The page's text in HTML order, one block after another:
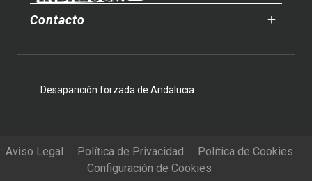
Contacto
Desaparición forzada de Andalucia
Aviso Legal Política de Privacidad
Política de Cookies
Configuración de Cookies